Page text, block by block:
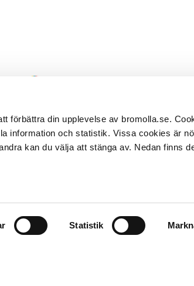
förbättra din upplevelse av bromolla.se.
information och statistik. Vissa cookies är
kan du välja att stänga av. Nedan finns
Statistik